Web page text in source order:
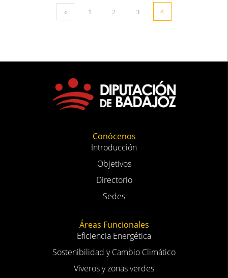
« 1 2 3 4
Conócenos
Introducción
Objetivos
Directorio
Sedes
Áreas Funcionales
Eficiencia Energética
Sostenibilidad y Cambio Climático
Viveros y zonas verdes